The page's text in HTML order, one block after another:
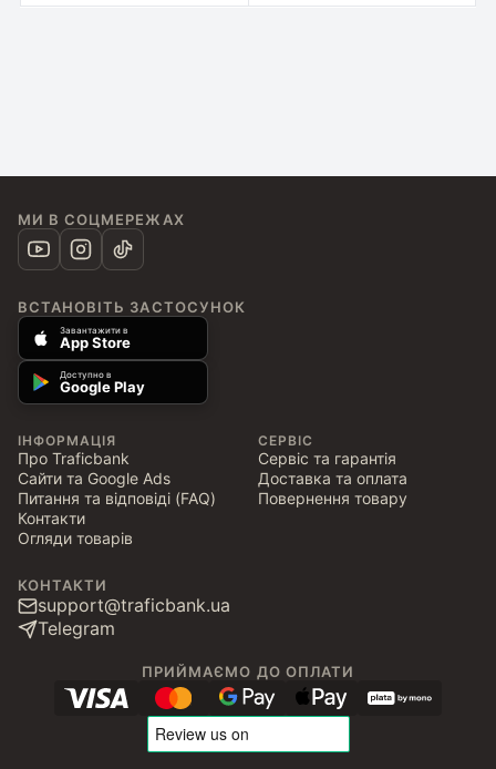
МИ В СОЦМЕРЕЖАХ
ВСТАНОВІТЬ ЗАСТОСУНОК
Завантажити в
App Store
Доступно в
Google Play
ІНФОРМАЦІЯ
Про Traficbank
Сайти та Google Ads
Питання та відповіді (FAQ)
Контакти
Огляди товарів
СЕРВІС
Сервіс та гарантія
Доставка та оплата
Повернення товару
КОНТАКТИ
support@traficbank.ua
Telegram
ПРИЙМАЄМО ДО ОПЛАТИ